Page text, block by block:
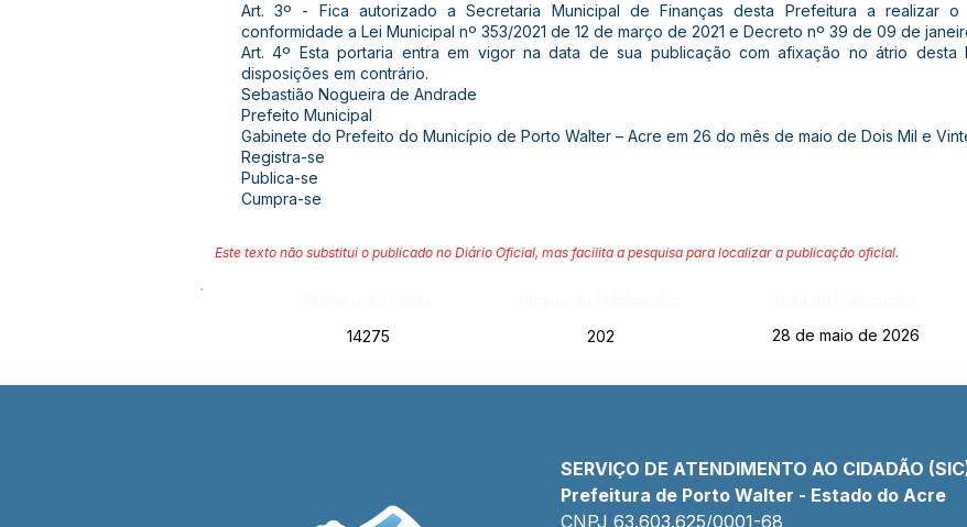
Art. 3º - Fica autorizado a Secretaria Municipal de Finanças desta Prefeitura a realizar o
conformidade a Lei Municipal nº 353/2021 de 12 de março de 2021 e Decreto nº 39 de 09 de
Art. 4º Esta portaria entra em vigor na data de sua publicação com afixação no átrio desta
disposições em contrário.
Sebastião Nogueira de Andrade
Prefeito Municipal
Gabinete do Prefeito do Município de Porto Walter – Acre em 26 do mês de maio de Dois Mil e
Registra-se
Publica-se
Cumpra-se
Este texto não substitui o publicado no Diário Oficial, mas facilita a pesquisa para localizar a publicação oficial.
14275
202 28 de maio de 2026
SERVIÇO DE ATENDIMENTO AO CIDADÃO
Prefeitura de Porto Walter - Estado do Acre
CNPJ 63.603.625/0001-68